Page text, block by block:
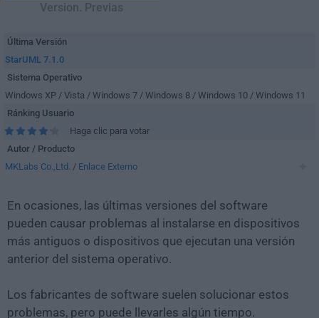
Version. Previas
Última Versión
StarUML 7.1.0
Sistema Operativo
Windows XP / Vista / Windows 7 / Windows 8 / Windows 10 / Windows 11
Ránking Usuario
Haga clic para votar
Autor / Producto
MKLabs Co.,Ltd. / Enlace Externo
En ocasiones, las últimas versiones del software
pueden causar problemas al instalarse en dispositivos
más antiguos o dispositivos que ejecutan una versión
anterior del sistema operativo.
Los fabricantes de software suelen solucionar estos
problemas, pero puede llevarles algún tiempo.